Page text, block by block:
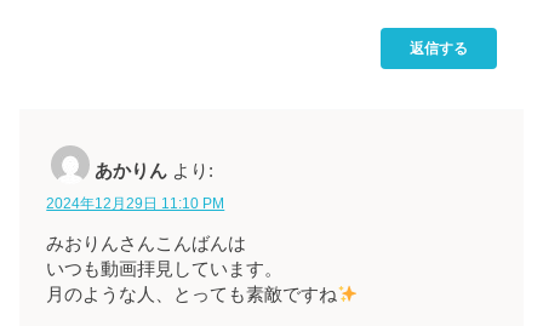
返信する
あかりん より:
2024年12月29日 11:10 PM
みおりんさんこんばんは
いつも動画拝見しています。
月のような人、とっても素敵ですね